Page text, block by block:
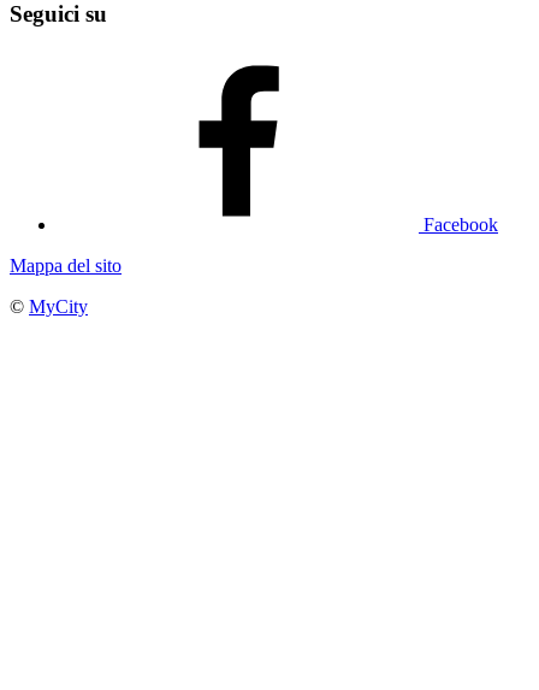
Seguici su
Facebook
Mappa del sito
© MyCity